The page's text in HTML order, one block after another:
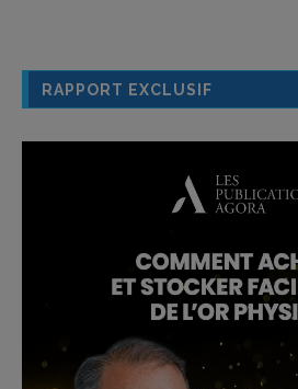
RAPPORT EXCLUSIF